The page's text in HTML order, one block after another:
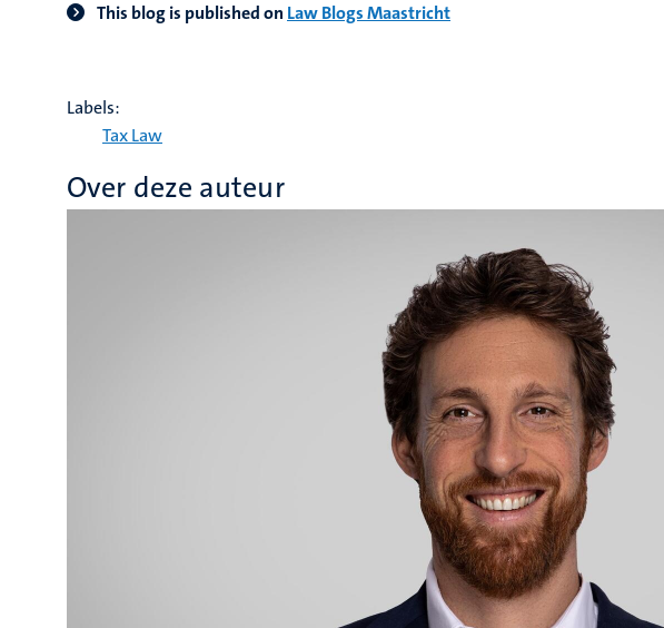
This blog is published on Law Blogs Maastricht
Labels:
Tax Law
Over deze auteur